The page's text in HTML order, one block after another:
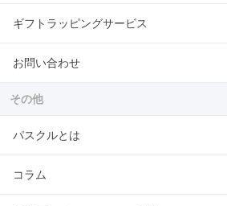
ギフトラッピングサービス
お問い合わせ
その他
パスクルとは
コラム